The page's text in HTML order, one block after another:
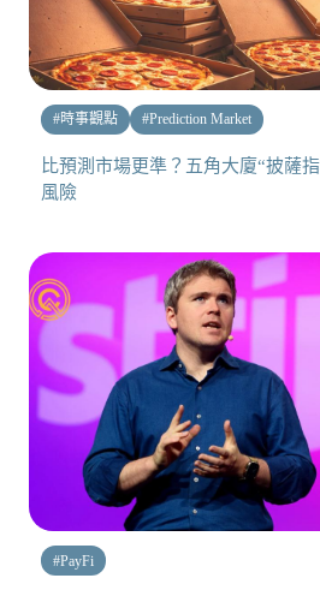
#時事觀點 #Prediction Market
比預測市場更準？五角大廈“披薩
風險
#PayFi